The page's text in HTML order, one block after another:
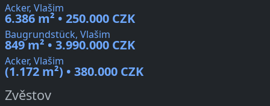
Acker, Vlašim
6.386 m² • 250.000 CZK
Baugrundstück, Vlašim
849 m² • 3.990.000 CZK
Acker, Vlašim
(1.172 m²) • 380.000 CZK
Zvěstov